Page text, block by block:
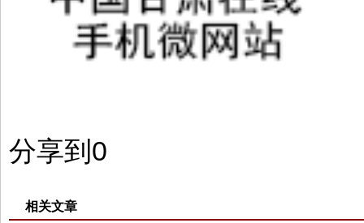
分享到0
相关文章